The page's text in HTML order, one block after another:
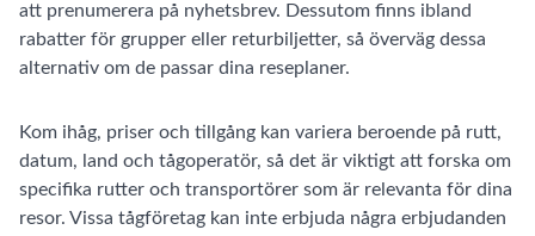
att prenumerera på nyhetsbrev. Dessutom finns ibland
rabatter för grupper eller returbiljetter, så överväg dessa
alternativ om de passar dina reseplaner.
Kom ihåg, priser och tillgång kan variera beroende på rutt,
datum, land och tågoperatör, så det är viktigt att forska om
specifika rutter och transportörer som är relevanta för dina
resor. Vissa tågföretag kan inte erbjuda några erbjudanden